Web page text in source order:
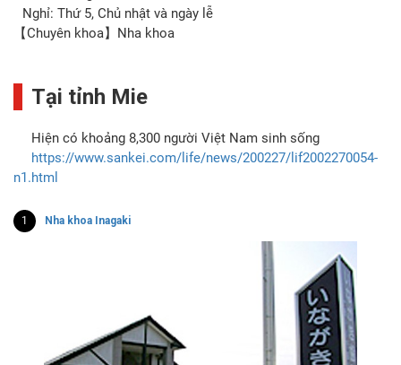
Nghỉ: Thứ 5, Chủ nhật và ngày lễ
【Chuyên khoa】Nha khoa
Tại tỉnh Mie
Hiện có khoảng 8,300 người Việt Nam sinh sống
https://www.sankei.com/life/news/200227/lif2002270054-
n1.html
1 Nha khoa Inagaki